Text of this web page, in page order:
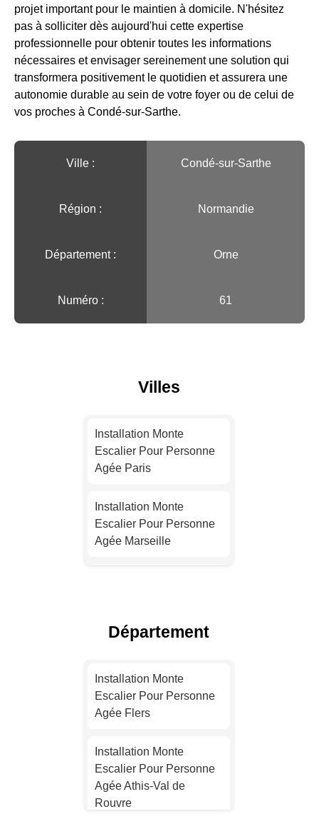
projet important pour le maintien à domicile. N'hésitez
pas à solliciter dès aujourd'hui cette expertise
professionnelle pour obtenir toutes les informations
nécessaires et envisager sereinement une solution qui
transformera positivement le quotidien et assurera une
autonomie durable au sein de votre foyer ou de celui de
vos proches à Condé-sur-Sarthe.
Ville :️ Condé-sur-Sarthe
Région :️ Normandie
Département : Orne
Numéro : 61
Villes
Installation Monte
Escalier Pour Personne
Agée Paris
Installation Monte
Escalier Pour Personne
Agée Marseille
Agée Toulouse
Agée Nice
Installation Monte
Département
Installation Monte
Escalier Pour Personne
Agée Flers
Installation Monte
Escalier Pour Personne
Agée Athis-Val de
Rouvre